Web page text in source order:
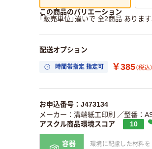
この商品のバリエーション
「販売単位」違いで 全2商品 あります
配送オプション
時間帯指定 指定可 ￥385（税込）
お申込番号：J473134
メーカー：溝端紙工印刷
／型番：
アスクル商品環境スコア
10
容器
環境に配慮した材料を